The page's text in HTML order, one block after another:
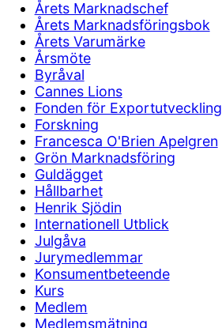
Årets Marknadschef
Årets Marknadsföringsbok
Årets Varumärke
Årsmöte
Byråval
Cannes Lions
Fonden för Exportutveckling
Forskning
Francesca O'Brien Apelgren
Grön Marknadsföring
Guldägget
Hållbarhet
Henrik Sjödin
Internationell Utblick
Julgåva
Jurymedlemmar
Konsumentbeteende
Kurs
Medlem
Medlemsmätning